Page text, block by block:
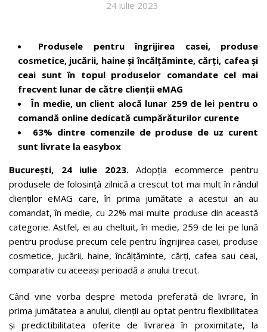
24 iulie 2023
Produsele pentru îngrijirea casei, produse
cosmetice, jucării, haine și încălțăminte, cărți, cafea și
ceai sunt în topul produselor comandate cel mai
frecvent lunar de către clienții eMAG
În medie, un client alocă lunar 259 de lei pentru o
comandă online dedicată cumpărăturilor curente
63% dintre comenzile de produse de uz curent
sunt livrate la easybox
București, 24 iulie 2023.Adopția ecommerce pentru
produsele de folosință zilnică a crescut tot mai mult în rândul
clienților eMAG care, în prima jumătate a acestui an au
comandat, în medie, cu 22% mai multe produse din această
categorie. Astfel, ei au cheltuit, în medie, 259 de lei pe lună
pentru produse precum cele pentru îngrijirea casei, produse
cosmetice, jucării, haine, încălțăminte, cărți, cafea sau ceai,
comparativ cu aceeași perioadă a anului trecut.
Când vine vorba despre metoda preferată de livrare, în
prima jumătatea a anului, clienții au optat pentru flexibilitatea
și predictibilitatea oferite de livrarea în proximitate, la